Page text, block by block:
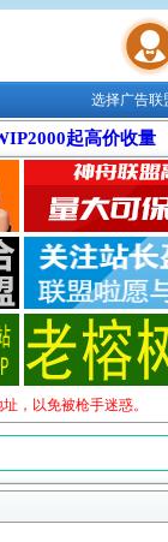
联盟学院
选择广告
起高价收量
，以免被枪手迷惑。